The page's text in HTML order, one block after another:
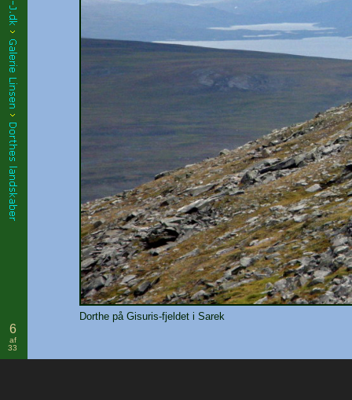
6
af
33
Dorthe på Gisuris-fjeldet i Sarek